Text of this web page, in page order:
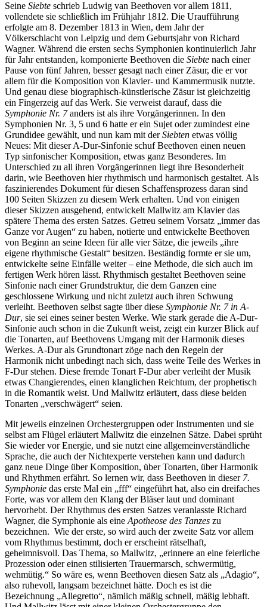
Seine Siebte schrieb Ludwig van Beethoven vor allem 1811,
vollendete sie schließlich im Frühjahr 1812. Die Uraufführung
erfolgte am 8. Dezember 1813 in Wien, dem Jahr der
Völkerschlacht von Leipzig und dem Geburtsjahr von Richard
Wagner. Während die ersten sechs Symphonien kontinuierlich Jahr
für Jahr entstanden, komponierte Beethoven die Siebte nach einer
Pause von fünf Jahren, besser gesagt nach einer Zäsur, die er vor
allem für die Komposition von Klavier- und Kammermusik nutzte.
Und genau diese biographisch-künstlerische Zäsur ist gleichzeitig
ein Fingerzeig auf das Werk. Sie verweist darauf, dass die
Symphonie Nr. 7anders ist als ihre Vorgängerinnen. In den
Symphonien Nr. 3, 5 und 6 hatte er ein Sujet oder zumindest eine
Grundidee gewählt, und nun kam mit derSiebten etwas völlig
Neues: Mit dieser A-Dur-Sinfonie schuf Beethoven einen neuen
Typ sinfonischer Komposition, etwas ganz Besonderes. Im
Unterschied zu all ihren Vorgängerinnen liegt ihre Besonderheit
darin, wie Beethoven hier rhythmisch und harmonisch gestaltet. Als
faszinierendes Dokument für diesen Schaffensprozess daran sind
100 Seiten Skizzen zu diesem Werk erhalten. Und von einigen
dieser Skizzen ausgehend, entwickelt Mallwitz am Klavier das
spätere Thema des ersten Satzes. Getreu seinem Vorsatz „immer das
Ganze vor Augen“ zu haben, notierte und entwickelte Beethoven
von Beginn an seine Ideen für alle vier Sätze, die jeweils „ihre
eigene rhythmische Gestalt“ besitzen. Beständig formte er sie um,
entwickelte seine Einfälle weiter – eine Methode, die sich auch im
fertigen Werk hören lässt. Rhythmisch gestaltet Beethoven seine
Sinfonie nach einer Grundstruktur, die dem Ganzen eine
geschlossene Wirkung und nicht zuletzt auch ihren Schwung
verleiht. Beethoven selbst sagte über diese Symphonie Nr. 7 in A-
Dur, sie sei eines seiner besten Werke. Wie stark gerade die A-Dur-
Sinfonie auch schon in die Zukunft weist, zeigt ein kurzer Blick auf
die Tonarten, auf Beethovens Umgang mit der Harmonik dieses
Werkes. A-Dur als Grundtonart zöge nach den Regeln der
Harmonik nicht unbedingt nach sich, dass weite Teile des Werkes in
F-Dur stehen. Diese fremde Tonart F-Dur aber verleiht der Musik
etwas Changierendes, einen klanglichen Reichtum, der prophetisch
in die Romantik weist. Und Mallwitz erläutert, dass diese beiden
Tonarten „verschwägert“ seien.
Mit jeweils einzelnen Orchestergruppen oder Instrumenten und sie
selbst am Flügel erläutert Mallwitz die einzelnen Sätze. Dabei sprüht
Sie wieder vor Energie, und sie nutzt eine allgemeinverständliche
Sprache, die auch der Nichtexperte verstehen kann und dadurch
ganz neue Dinge über Komposition, über Tonarten, über Harmonik
und Rhythmen erfährt. So lernen wir, dass Beethoven in dieser 7.
Symphonie das erste Mal ein „fff“ eingeführt hat, also ein dreifaches
Forte, was vor allem den Klang der Bläser laut und dominant
hervorhebt. Der Rhythmus des ersten Satzes veranlasste Richard
Wagner, die Symphonie als eine Apotheose des Tanzes zu
bezeichnen. Wie der erste, so wird auch der zweite Satz vor allem
vom Rhythmus bestimmt, doch er erscheint rätselhaft,
geheimnisvoll. Das Thema, so Mallwitz, „erinnere an eine feierliche
Prozession oder einen stilisierten Trauermarsch, schwermütig,
wehmütig.“ So wäre es, wenn Beethoven diesen Satz als „Adagio“,
also ruhevoll, langsam bezeichnet hätte. Doch es ist die
Bezeichnung „Allegretto“, nämlich mäßig schnell, mäßig lebhaft.